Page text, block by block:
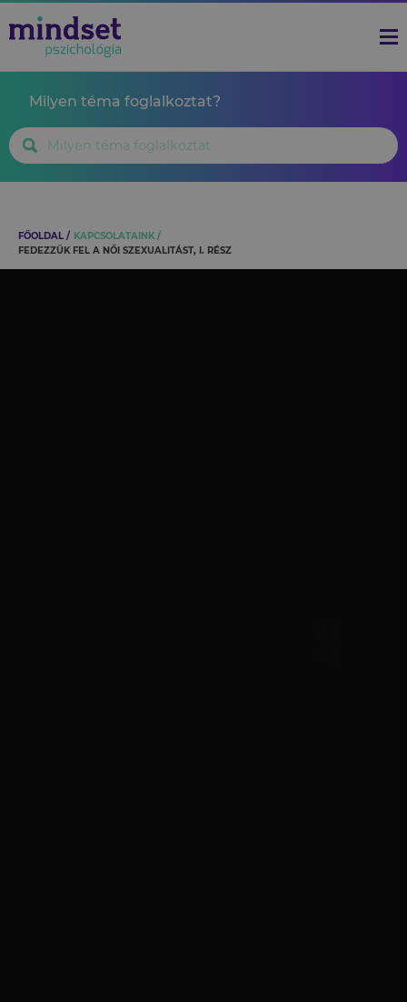
Milyen téma foglalkoztat?
FŐOLDAL
KAPCSOLATAINK
FEDEZZÜK FEL A NŐI SZEXUALITÁST, I. RÉSZ